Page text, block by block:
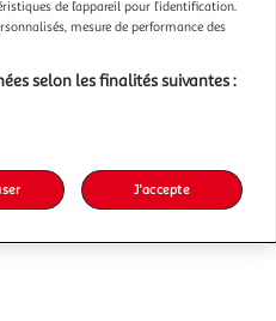
-30 %
355,00€
de l’appareil pour l’identification.
mesure de performance des
selon les finalités suivantes :
J'accepte